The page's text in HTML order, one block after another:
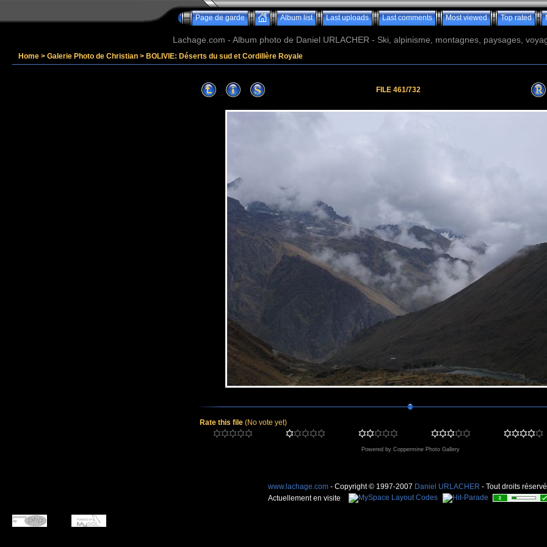
Page de garde Album list Last uploads Last comments Most viewed Top rated
Lachage.com - Album photo de Daniel URLACHER - Ski, alpinisme, montagnes, paysages,
Home > Galerie Photo de Christian > BOLIVIE: Déserts du sud et Cordillère Royale
FILE 461/732
Rate this file (No vote yet)
Powered by Coppermine Photo Gallery
www.lachage.com - Copyright © 1997-2007 Daniel URLACHER - Tout droits
Actuellement en visite